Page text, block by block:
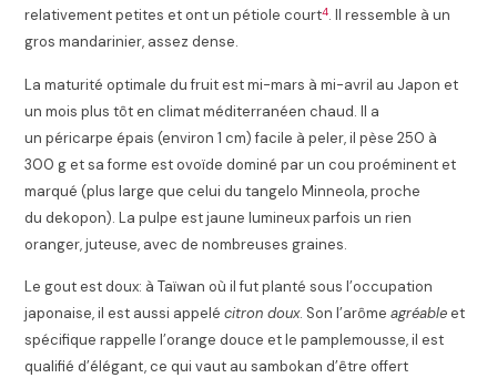
relativement petites et ont un pétiole court4. Il ressemble à un
gros mandarinier, assez dense.
La maturité optimale du fruit est mi-mars à mi-avril au Japon et
un mois plus tôt en climat méditerranéen chaud. Il a
un péricarpe épais (environ 1 cm) facile à peler, il pèse 250 à
300get sa forme est ovoïde dominé par un cou proéminent et
marqué (plus large que celui du tangelo Minneola, proche
du dekopon). La pulpe est jaune lumineux parfois un rien
oranger, juteuse, avec de nombreuses graines.
Le gout est doux: à Taïwan où il fut planté sous l’occupation
japonaise, il est aussi appelécitron doux. Son l’arômeagréableet
spécifique rappelle l’orange douce et le pamplemousse, il est
qualifié d’élégant, ce qui vaut au sambokan d’être offert